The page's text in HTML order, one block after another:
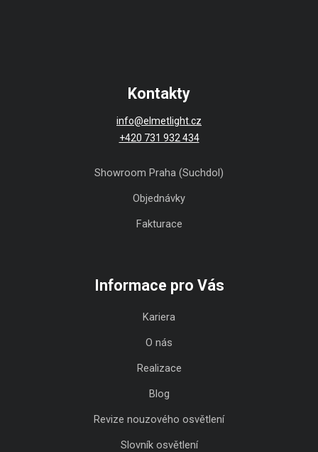
Kontakty
info@elmetlight.cz
+420 731 932 434
Showroom Praha (Suchdol)
Objednávky
Fakturace
Informace pro Vás
Kariera
O nás
Realizace
Blog
Revize nouzového osvětlení
Slovník osvětlení